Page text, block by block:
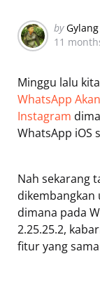
Posted
by
by
11
Minggu lalu
WhatsApp
Instagram
WhatsApp iOS
Nah sekarang
dimana pada
2.25.25.2,
fitur yang